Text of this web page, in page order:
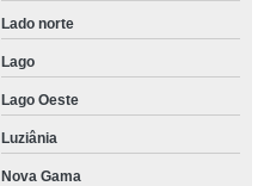
Lado norte
Lago
Lago Oeste
Luziânia
Nova Gama